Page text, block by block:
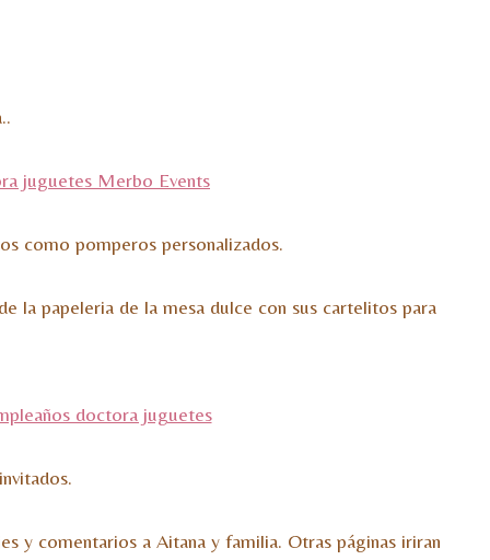
como pomperos personalizados.
la papeleria de la mesa dulce con sus cartelitos para
y comentarios a Aitana y familia. Otras páginas iriran